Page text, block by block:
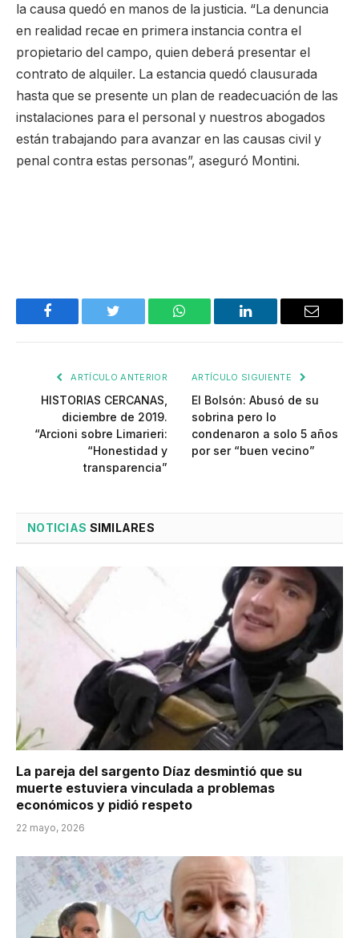
la causa quedó en manos de la justicia. “La denuncia
en realidad recae en primera instancia contra el
propietario del campo, quien deberá presentar el
contrato de alquiler. La estancia quedó clausurada
hasta que se presente un plan de readecuación de las
instalaciones para el personal y nuestros abogados
están trabajando para avanzar en las causas civil y
penal contra estas personas”, aseguró Montini.
Facebook Twitter WhatsApp LinkedIn Email
ARTÍCULO ANTERIOR
HISTORIAS CERCANAS,
diciembre de 2019.
“Arcioni sobre Limarieri:
“Honestidad y
transparencia”
ARTÍCULO SIGUIENTE
El Bolsón: Abusó de su
sobrina pero lo
condenaron a solo 5 años
por ser “buen vecino”
NOTICIAS SIMILARES
La pareja del sargento Díaz desmintió que su
muerte estuviera vinculada a problemas
económicos y pidió respeto
22 mayo, 2026